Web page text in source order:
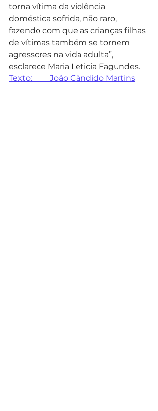
torna vítima da violência
doméstica sofrida, não raro,
fazendo com que as crianças filhas
de vítimas também se tornem
agressores na vida adulta”,
esclarece Maria Leticia Fagundes.
Texto:         João Cândido Martins